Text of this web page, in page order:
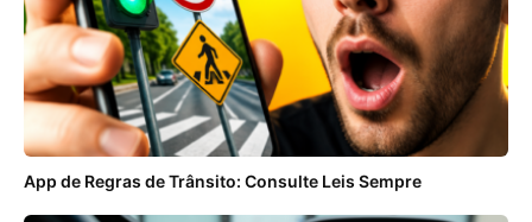
App de Regras de Trânsito: Consulte Leis Sempre